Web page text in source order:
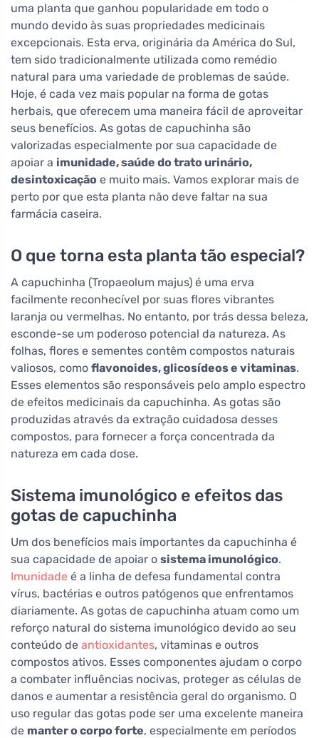
uma planta que ganhou popularidade em todo o
mundo devido às suas propriedades medicinais
excepcionais. Esta erva, originária da América do Sul,
tem sido tradicionalmente utilizada como remédio
natural para uma variedade de problemas de saúde.
Hoje, é cada vez mais popular na forma de gotas
herbais, que oferecem uma maneira fácil de aproveitar
seus benefícios. As gotas de capuchinha são
valorizadas especialmente por sua capacidade de
apoiar a imunidade, saúde do trato urinário,
desintoxicação e muito mais. Vamos explorar mais de
perto por que esta planta não deve faltar na sua
farmácia caseira.
O que torna esta planta tão especial?
A capuchinha (Tropaeolum majus) é uma erva
facilmente reconhecível por suas flores vibrantes
laranja ou vermelhas. No entanto, por trás dessa beleza,
esconde-se um poderoso potencial da natureza. As
folhas, flores e sementes contêm compostos naturais
valiosos, como flavonoides, glicosídeos e vitaminas.
Esses elementos são responsáveis pelo amplo espectro
de efeitos medicinais da capuchinha. As gotas são
produzidas através da extração cuidadosa desses
compostos, para fornecer a força concentrada da
natureza em cada dose.
Sistema imunológico e efeitos das
gotas de capuchinha
Um dos benefícios mais importantes da capuchinha é
sua capacidade de apoiar o sistema imunológico.
Imunidade é a linha de defesa fundamental contra
vírus, bactérias e outros patógenos que enfrentamos
diariamente. As gotas de capuchinha atuam como um
reforço natural do sistema imunológico devido ao seu
conteúdo de antioxidantes, vitaminas e outros
compostos ativos. Esses componentes ajudam o corpo
a combater influências nocivas, proteger as células de
danos e aumentar a resistência geral do organismo. O
uso regular das gotas pode ser uma excelente maneira
de manter o corpo forte, especialmente em períodos